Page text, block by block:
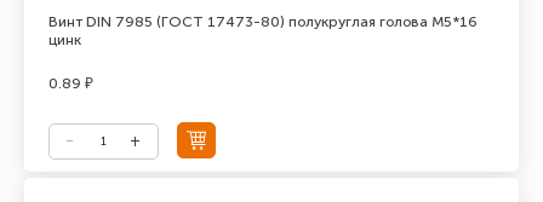
Винт DIN 7985 (ГОСТ 17473-80) полукруглая голова М5*16
цинк
0.89 ₽